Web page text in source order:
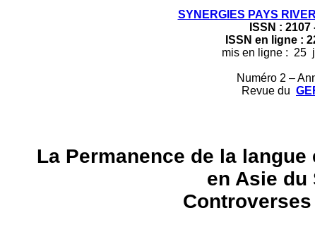
SYNERGIES PAYS
ISSN : 2107
ISSN en ligne :
mis en ligne : 25
Numéro 2 –
Revue du
La Permanence de la
en Asie du